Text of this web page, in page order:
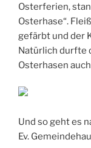
Osterferien,
Osterhase“.
gefärbt und der
Natürlich durfte
Osterhasen
Und so geht es
Ev.